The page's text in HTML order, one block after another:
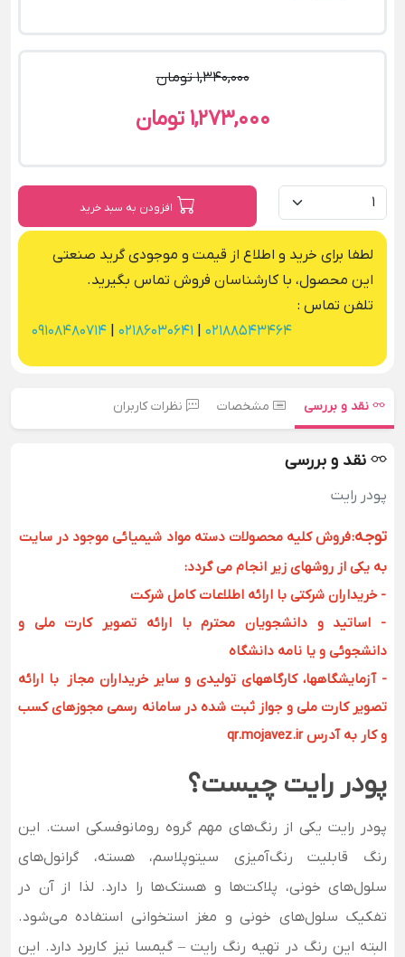
1,340,000 تومان
1,273,000 تومان
افزودن به سبد خرید
لطفا برای خرید و اطلاع از قیمت و موجودی گرید صنعتی
این محصول، با کارشناسان فروش تماس بگیرید.
تلفن تماس :
02188543464
02186030641
09108480714
نقد و بررسی مشخصات نظرات کاربران
نقد و بررسی
پودر رایت
توجه:فروش کلیه محصولات دسته مواد شیمیائی موجود در سایت
به یکی از روشهای زیر انجام می گردد:
- خریداران شرکتی با ارائه اطلاعات کامل شرکت
- اساتید و دانشجویان محترم با ارائه تصویر کارت ملی و
دانشجوئی و یا نامه دانشگاه
- آزمایشگاهها، کارگاههای تولیدی و سایر خریداران مجاز با ارائه
تصویر کارت ملی و جواز ثبت شده در سامانه رسمی مجوزهای کسب
و کار به آدرس qr.mojavez.ir
پودر رایت چیست؟
پودر رایت یکی از رنگ‌های مهم گروه رومانوفسکی است. این
رنگ قابلیت رنگ‌آمیزی سیتوپلاسم، هسته، گرانول‌های
سلول‌های خونی، پلاکت‌ها و هستک‌ها را دارد. لذا از آن در
تفکیک سلول‌های خونی و مغز استخوانی استفاده می‌شود.
البته این رنگ در تهیه رنگ رایت – گیمسا نیز کاربرد دارد. این